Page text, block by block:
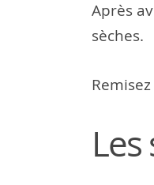
Après
sèches.